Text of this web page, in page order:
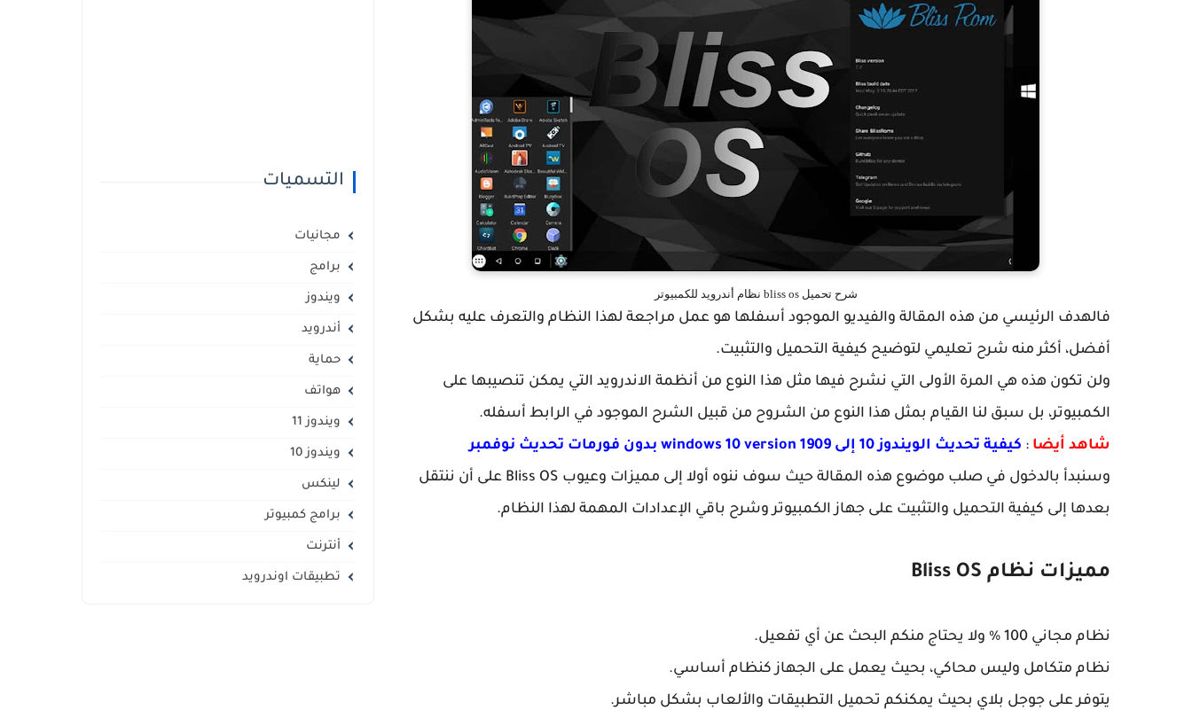
شرح تحميل bliss os نظام أندرويد للكمبيوتر
فالهدف الرئيسي من هذه المقالة والفيديو الموجود أسفلها هو عمل مراجعة لهذا النظام والتعرف عليه بشكل
أفضل، أكثر منه شرح تعليمي لتوضيح كيفية التحميل والتثبيت.
ولن تكون هذه هي المرة الأولى التي نشرح فيها مثل هذا النوع من أنظمة الاندرويد التي يمكن تنصيبها على
الكمبيوتر، بل سبق لنا القيام بمثل هذا النوع من الشروح من قبيل الشرح الموجود في الرابط أسفله.
شاهد أيضا : كيفية تحديث الويندوز 10 إلى windows 10 version 1909 بدون فورمات تحديث نوفمبر
وسنبدأ بالدخول في صلب موضوع هذه المقالة حيث سوف ننوه أولا إلى مميزات وعيوب Bliss OS على أن ننتقل
بعدها إلى كيفية التحميل والتثبيت على جهاز الكمبيوتر وشرح باقي الإعدادات المهمة لهذا النظام.
مميزات نظام Bliss OS
نظام مجاني 100 % ولا يحتاج منكم البحث عن أي تفعيل.
نظام متكامل وليس محاكي، بحيث يعمل على الجهاز كنظام أساسي.
يتوفر على جوجل بلاي بحيث يمكنكم تحميل التطبيقات والألعاب بشكل مباشر.
التسميات
مجانيات
برامج
ويندوز
أندرويد
حماية
هواتف
ويندوز 11
ويندوز 10
لينكس
برامج كمبيوتر
أنترنت
تطبيقات اوندرويد